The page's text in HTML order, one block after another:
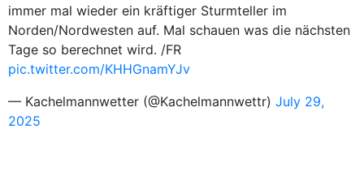
immer mal wieder ein kräftiger Sturmteller im
Norden/Nordwesten auf. Mal schauen was die nächsten
Tage so berechnet wird. /FR
pic.twitter.com/KHHGnamYJv
— Kachelmannwetter (@Kachelmannwettr) July 29,
2025